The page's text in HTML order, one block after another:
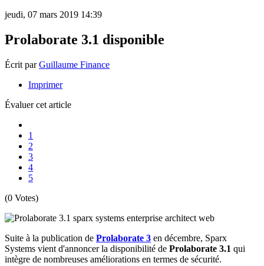
jeudi, 07 mars 2019 14:39
Prolaborate 3.1 disponible
Écrit parGuillaume Finance
Imprimer
Évaluer cet article
1
2
3
4
5
(0 Votes)
Suite à la publication de Prolaborate 3 en décembre, Sparx
Systems vient d'annoncer la disponibilité de Prolaborate 3.1 qui
intègre de nombreuses améliorations en termes de sécurité.